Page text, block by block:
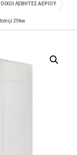
ΛΕΒΗΤΕΣ ΑΕΡΙΟΥ
29kw